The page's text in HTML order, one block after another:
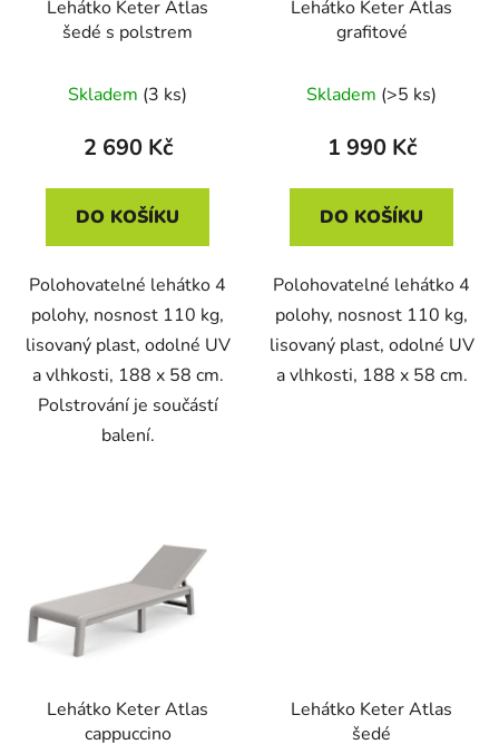
Lehátko Keter Atlas
šedé s polstrem
Skladem (3 ks)
2 690 Kč
DO KOŠÍKU
Polohovatelné lehátko 4
polohy, nosnost 110 kg,
lisovaný plast, odolné UV
a vlhkosti, 188 x 58 cm.
Polstrování je součástí
balení.
Lehátko Keter Atlas
grafitové
Skladem (>5 ks)
1 990 Kč
DO KOŠÍKU
Polohovatelné lehátko 4
polohy, nosnost 110 kg,
lisovaný plast, odolné UV
a vlhkosti, 188 x 58 cm.
Lehátko Keter Atlas
cappuccino
Lehátko Keter Atlas
šedé